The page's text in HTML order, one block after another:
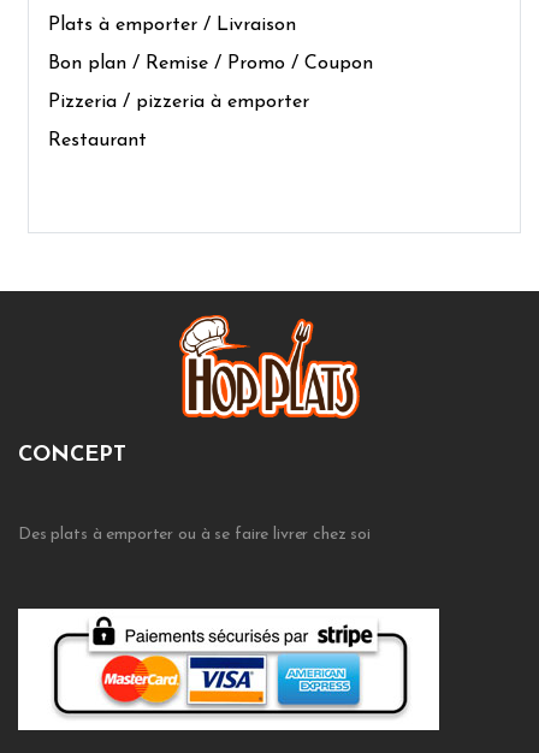
Plats à emporter / Livraison
Bon plan / Remise / Promo / Coupon
Pizzeria / pizzeria à emporter
Restaurant
CONCEPT
Des plats à emporter ou à se faire livrer chez soi